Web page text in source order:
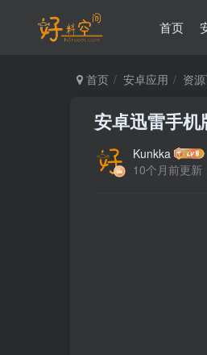
首页
首页 安卓应用 资
安卓迅雷手
Kunkka
10个月前更新